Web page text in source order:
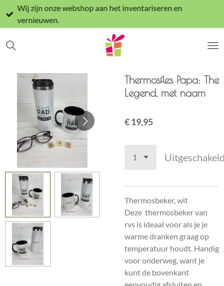
Ga
direct
de
Wij zijn onze webshop aan het inventariseren en
vernieuwen.
Thermosfles Papa: The
Legend, met naam
€ 19,95
Thermosbeker, wit
Deze thermosbeker van
rvs is ideaal voor als je je
warme dranken graag op
temperatuur houdt. Handig
voor onderweg, want je
kunt de bovenkant